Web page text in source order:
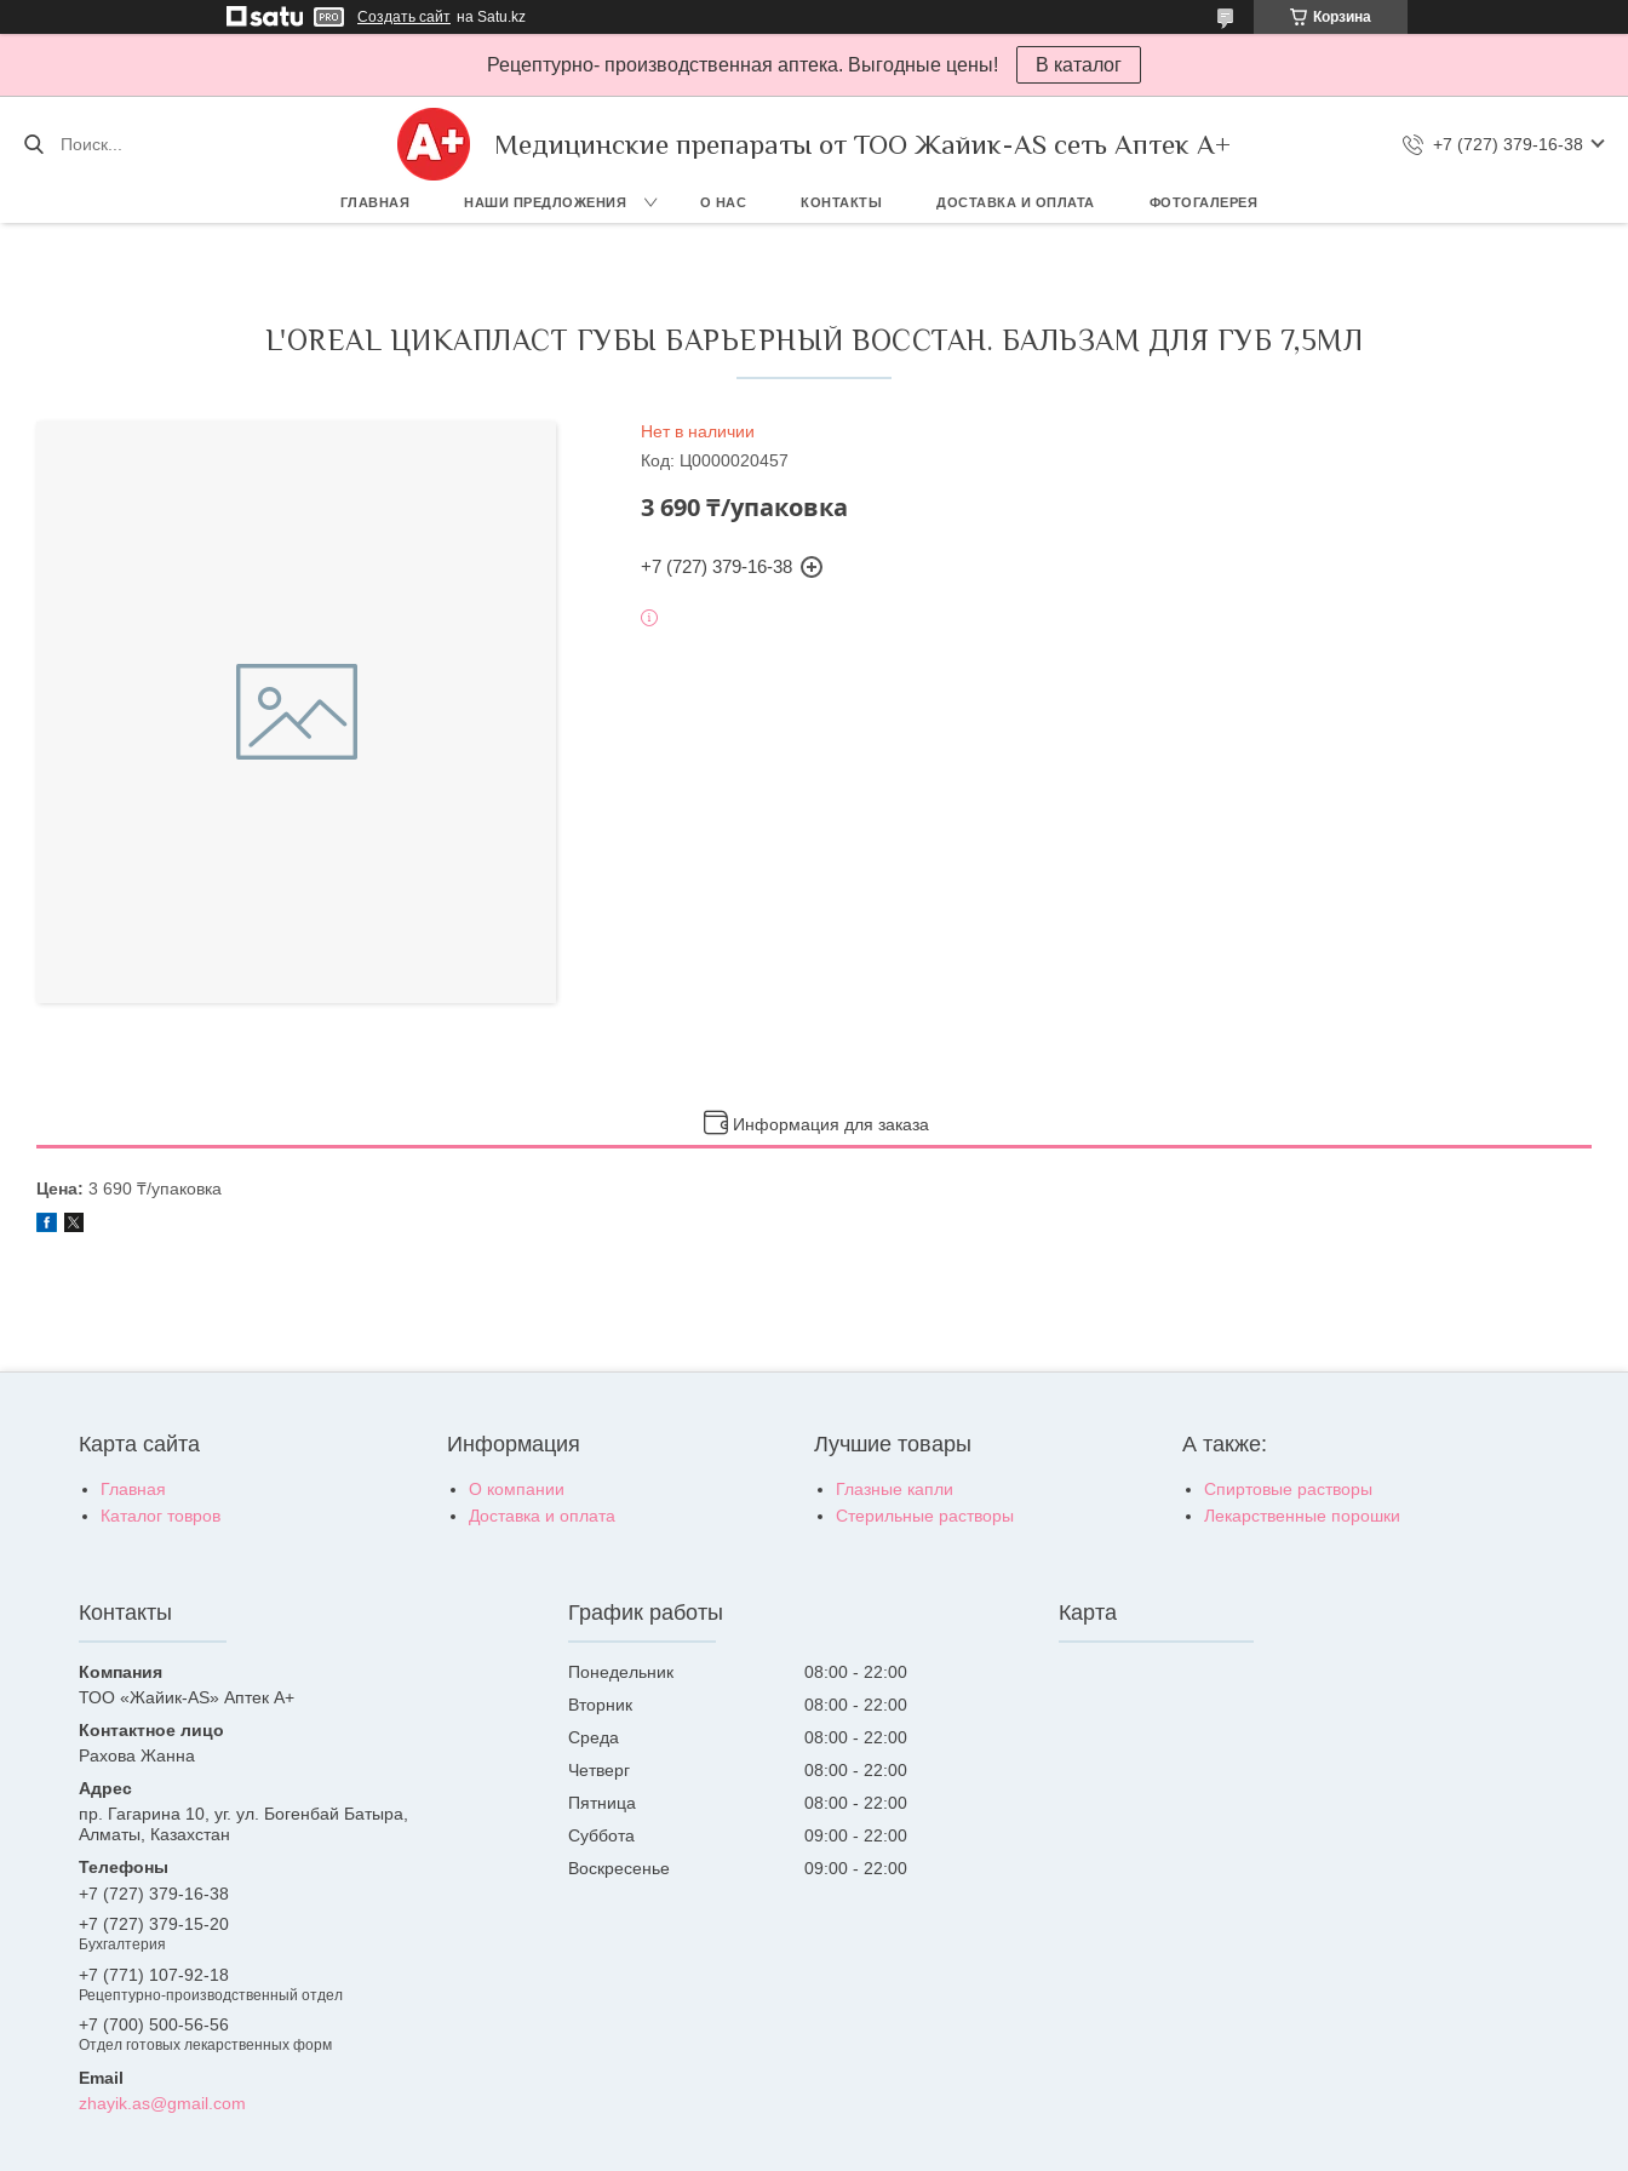
Создать сайт на Satu.kz Корзина
Рецептурно- производственная аптека. Выгодные цены! В каталог
Медицинские препараты от ТОО Жайик-AS сеть Аптек А+ +7 (727) 379-16-38
ГЛАВНАЯ НАШИ ПРЕДЛОЖЕНИЯ О НАС КОНТАКТЫ ДОСТАВКА И ОПЛАТА ФОТОГАЛЕРЕЯ
L'OREAL ЦИКАПЛАСТ ГУБЫ БАРЬЕРНЫЙ ВОССТАН. БАЛЬЗАМ ДЛЯ ГУБ 7,5МЛ
Нет в наличии
Код: Ц0000020457
3 690 ₸/упаковка
+7 (727) 379-16-38
Информация для заказа
Цена: 3 690 ₸/упаковка
Карта сайта
Главная
Каталог товров
Информация
О компании
Доставка и оплата
Лучшие товары
Глазные капли
Стерильные растворы
А также:
Спиртовые растворы
Лекарственные порошки
Контакты
ТОО «Жайик-AS» Аптек А+
Рахова Жанна
пр. Гагарина 10, уг. ул. Богенбай Батыра,
Алматы, Казахстан
+7 (727) 379-16-38
+7 (727) 379-15-20
Бухгалтерия
+7 (771) 107-92-18
Рецептурно-производственный отдел
+7 (700) 500-56-56
Отдел готовых лекарственных форм
zhayik.as@gmail.com
График работы
Понедельник 08:00
22:00
Вторник
08:00
22:00
Среда
08:00
22:00
Четверг
08:00
22:00
Пятница
08:00
22:00
Суббота
09:00
22:00
Воскресенье
09:00 22:00
Карта